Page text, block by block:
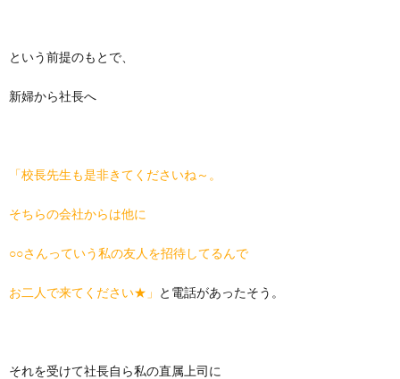
という前提のもとで、
新婦から社長へ
「校長先生も是非きてくださいね～。
そちらの会社からは他に
○○さんっていう私の友人を招待してるんで
お二人で来てください★」 と電話があったそう。
それを受けて社長自ら私の直属上司に